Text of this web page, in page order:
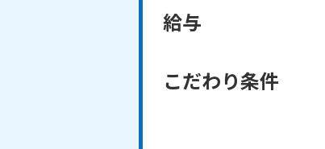
給与
こだわり条件